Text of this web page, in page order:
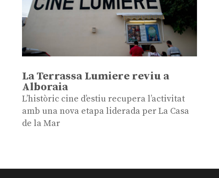
La Terrassa Lumiere reviu a
Alboraia
L’històric cine d’estiu recupera l’activitat
amb una nova etapa liderada per La Casa
de la Mar